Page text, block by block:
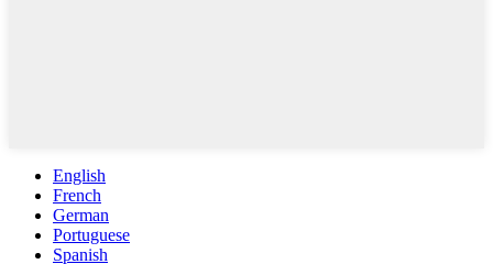
English
French
German
Portuguese
Spanish